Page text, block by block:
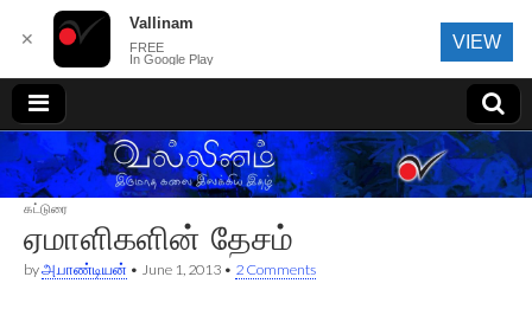
வல்லினம்
கட்டுரை
ஏமாளிகளின் தேசம்
byஅ.பாண்டியன் • June 1, 2013 • 2 Comments
✕
Vallinam
FREE
In Google Play
VIEW